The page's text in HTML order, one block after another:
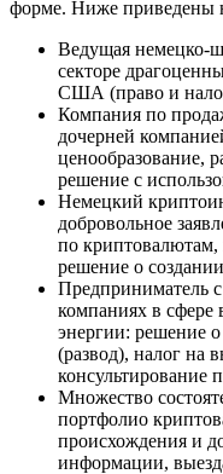
форме. Ниже приведены
Ведущая немецко-
секторе
США (право и
Компания по
дочерней
ценообразование,
решение с
Немецкий
добровольное
по криптовалютам,
решение о
Предприниматель
компаниях в сфере
энергии: решение
(развод), налог на
консультирование
Множество
портфолио
происхождения и
информации,